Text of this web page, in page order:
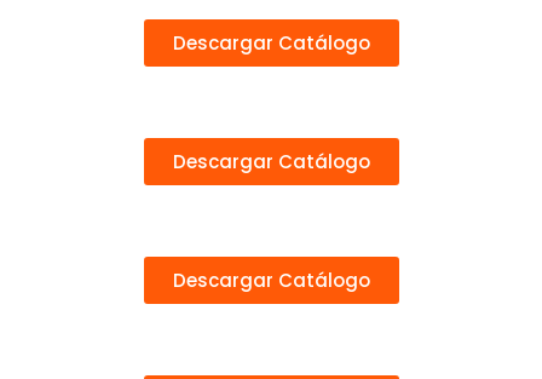
Descargar Catálogo
Descargar Catálogo
Descargar Catálogo